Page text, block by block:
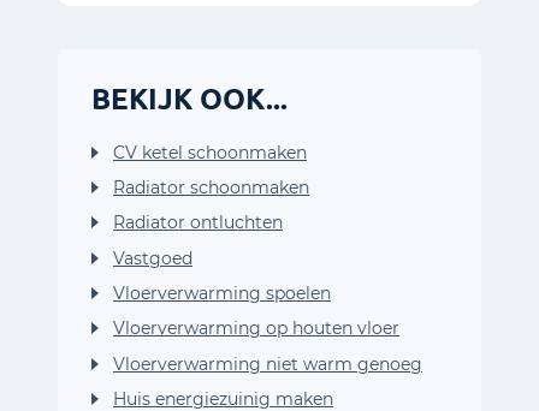
BEKIJK OOK...
CV ketel schoonmaken
Radiator schoonmaken
Radiator ontluchten
Vastgoed
Vloerverwarming spoelen
Vloerverwarming op houten vloer
Vloerverwarming niet warm genoeg
Huis energiezuinig maken